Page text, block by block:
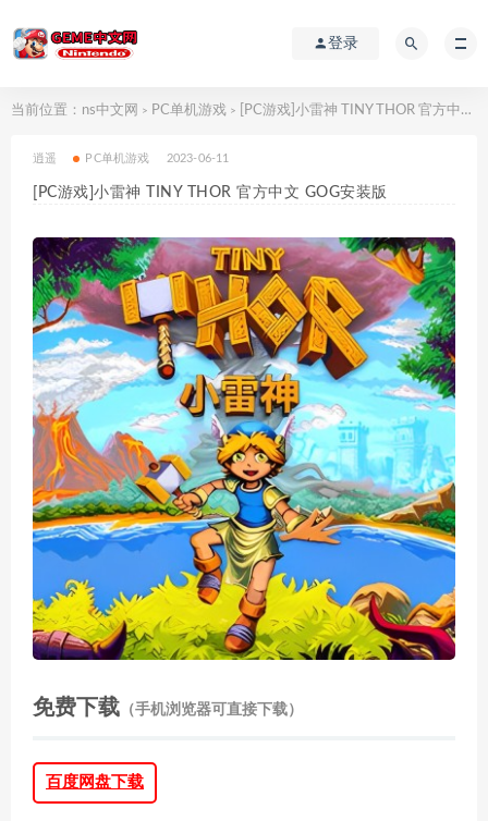
登录
当前位置： ns中文网 > PC单机游戏 > [PC游戏]小雷神 TINY THOR 官方中文 GOG安装版
逍遥 PC单机游戏 2023-06-11
[PC游戏]小雷神 TINY THOR 官方中文 GOG安装版
免费下载 （手机浏览器可直接下载）
百度网盘下载